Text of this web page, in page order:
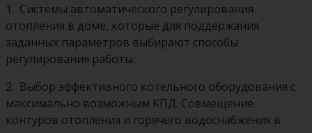
1. Системы автоматического регулирования
отопления в доме, которые для поддержания
заданных параметров выбирают способы
регулирования работы.
2. Выбор эффективного котельного оборудования с
максимально возможным КПД. Совмещение
контуров отопления и горячего водоснабжения в